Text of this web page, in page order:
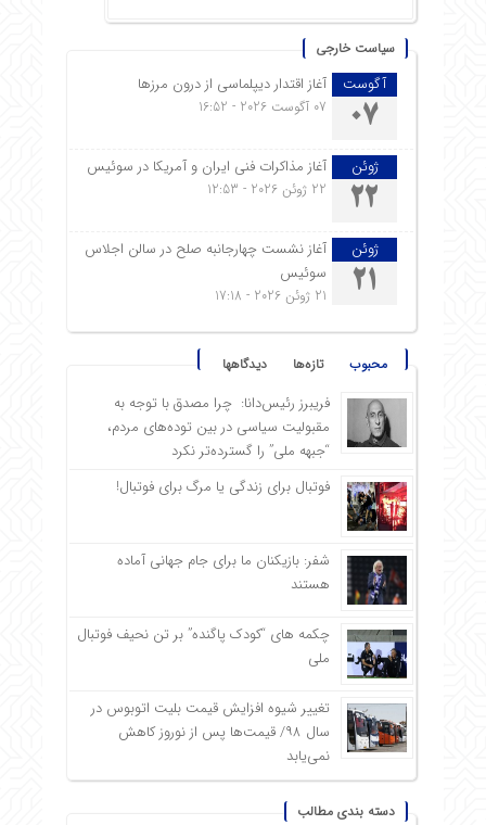
سیاست خارجی
آگوست
07
آغاز اقتدار دیپلماسی از درون مرزها
07 آگوست 2026 - 16:52
ژوئن
22
آغاز مذاکرات فنی ایران و آمریکا در سوئیس
22 ژوئن 2026 - 12:53
ژوئن
21
آغاز نشست چهارجانبه صلح در سالن اجلاس
سوئیس
21 ژوئن 2026 - 17:18
محبوب تازه‌ها دیدگاهها
فریبرز رئیس‌دانا: چرا مصدق با توجه به
مقبولیت سیاسی در بین توده‌های مردم،
“جبهه ملی” را گسترده‌تر نکرد
فوتبال برای زندگی یا مرگ برای فوتبال!
شفر: بازیکنان ما برای جام جهانی آماده
هستند
چکمه های “کودک پاگنده” بر تن نحیف فوتبال
ملی
تغییر شیوه افزایش قیمت بلیت اتوبوس در
سال ۹۸/ قیمت‌ها پس از نوروز کاهش
نمی‌یابد
دسته بندی مطالب